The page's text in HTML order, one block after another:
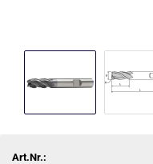
Art.Nr.: